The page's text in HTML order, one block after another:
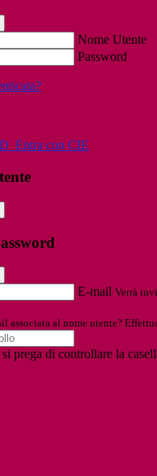
Nome Utente
Password
Entra con CIE
E-mail Verrà
associata al nome utente?
prega di controllare la